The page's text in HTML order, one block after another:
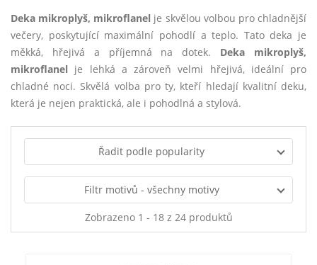
Deka mikroplyš, mikroflanel je skvělou volbou pro chladnější
večery, poskytující maximální pohodlí a teplo. Tato deka je
měkká, hřejivá a příjemná na dotek. Deka mikroplyš,
mikroflanel je lehká a zároveň velmi hřejivá, ideální pro
chladné noci. Skvělá volba pro ty, kteří hledají kvalitní deku,
která je nejen praktická, ale i pohodlná a stylová.
Řadit podle popularity
Filtr motivů - všechny motivy
Zobrazeno 1 - 18 z 24 produktů